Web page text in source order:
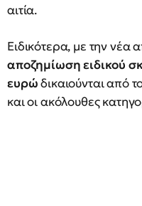
αιτία.
Ειδικότερα, με την νέα
αποζημίωση ειδικού
ευρώδικαιούνται από
και οι ακόλουθες